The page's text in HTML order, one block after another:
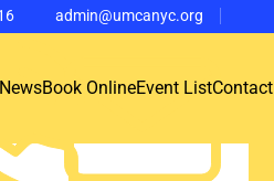
admin@umcanyc.org
NewsBook OnlineEvent ListContact